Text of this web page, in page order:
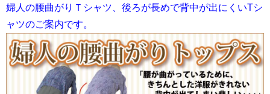
婦人の腰曲がりＴシャツ、後ろが長めで背中が出にくいTシ
ャツのご案内です。